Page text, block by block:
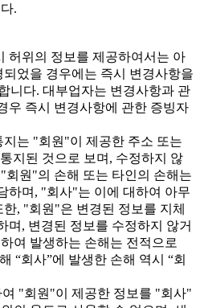
.
허위의 정보를 제공하여서는 아
었을 경우에는 즉시 변경사항을
니다. 대부업자는 변경사항과 관
우 즉시 변경사항에 관한 증빙자
는 "회원"이 제공한 주소 또는
지된 것으로 보며, 수정하지 않
회원"의 손해 또는 타인의 손해는
하며, "회사"는 이에 대하여 아무
, "회원"은 변경된 정보를 지체
며, 변경된 정보를 수정하지 않거
여 발생하는 손해는 전적으로
“회사”에 발생한 손해 역시 “회
"회원"이 제공한 정보를 "회사"